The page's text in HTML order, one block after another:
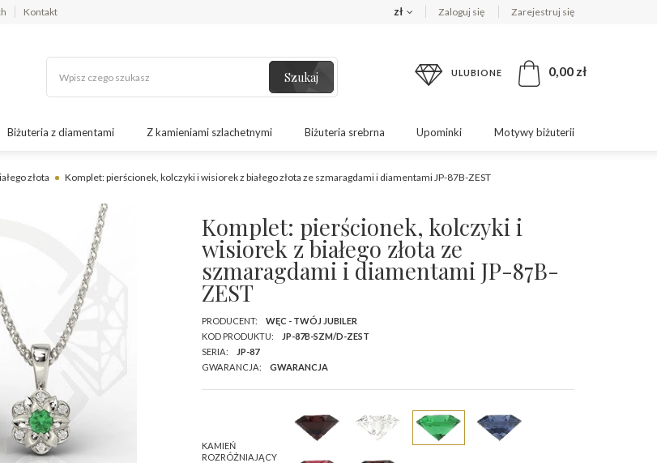
Kontakt zł Zaloguj się Zarejestruj się
Szukaj ULUBIONE 0,00 zł
Biżuteria z diamentami Z kamieniami szlachetnymi Biżuteria srebrna Upominki Motywy biżuterii
złota Komplet: pierścionek, kolczyki i wisiorek z białego złota ze szmaragdami i diamentami JP-87B-ZEST
Komplet: pierścionek, kolczyki i
wisiorek z białego złota ze
szmaragdami i diamentami JP-87B-
ZEST
PRODUCENT:
WĘC - TWÓJ JUBILER
KOD PRODUKTU:
JP-87B-SZM/D-ZEST
SERIA:
JP-87
GWARANCJA:
GWARANCJA
KAMIEŃ
ROZRÓŻNIAJĄCY